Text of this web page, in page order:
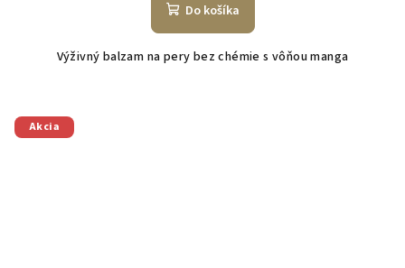
Do košíka
Výživný balzam na pery bez chémie s vôňou manga
Akcia